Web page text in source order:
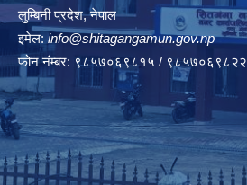
लुम्बिनी प्रदेश, नेपाल
इमेल: info@shitagangamun.gov.np
फोन नंम्बर: ९८५७०६९८१५ / ९८५७०६९८२२